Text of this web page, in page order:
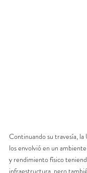
Continuando su travesía, la
los envolvió en un
y rendimiento físico
infraestructura, pero